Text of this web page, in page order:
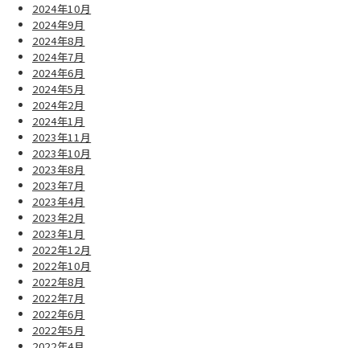
2024年10月
2024年9月
2024年8月
2024年7月
2024年6月
2024年5月
2024年2月
2024年1月
2023年11月
2023年10月
2023年8月
2023年7月
2023年4月
2023年2月
2023年1月
2022年12月
2022年10月
2022年8月
2022年7月
2022年6月
2022年5月